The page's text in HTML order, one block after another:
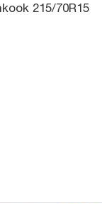
215/70R15